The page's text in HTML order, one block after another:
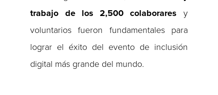
trabajo de los 2,500 colaborares y
voluntarios fueron fundamentales para
lograr el éxito del evento de inclusión
digital más grande del mundo.